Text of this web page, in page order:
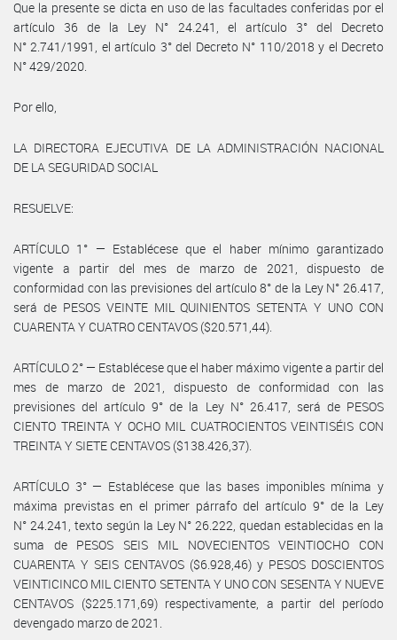
Que la presente se dicta en uso de las facultades conferidas por el
artículo 36 de la Ley N° 24.241, el artículo 3° del Decreto
N° 2.741/1991, el artículo 3° del Decreto N° 110/2018 y el Decreto
N° 429/2020.
Por ello,
LA DIRECTORA EJECUTIVA DE LA ADMINISTRACIÓN NACIONAL
DE LA SEGURIDAD SOCIAL
RESUELVE:
ARTÍCULO 1° — Establécese que el haber mínimo garantizado
vigente a partir del mes de marzo de 2021, dispuesto de
conformidad con las previsiones del artículo 8° de la Ley N° 26.417,
será de PESOS VEINTE MIL QUINIENTOS SETENTA Y UNO CON
CUARENTA Y CUATRO CENTAVOS ($20.571,44).
ARTÍCULO 2° — Establécese que el haber máximo vigente a partir del
mes de marzo de 2021, dispuesto de conformidad con las
previsiones del artículo 9° de la Ley N° 26.417, será de PESOS
CIENTO TREINTA Y OCHO MIL CUATROCIENTOS VEINTISÉIS CON
TREINTA Y SIETE CENTAVOS ($138.426,37).
ARTÍCULO 3° — Establécese que las bases imponibles mínima y
máxima previstas en el primer párrafo del artículo 9° de la Ley
N° 24.241, texto según la Ley N° 26.222, quedan establecidas en la
suma de PESOS SEIS MIL NOVECIENTOS VEINTIOCHO CON
CUARENTA Y SEIS CENTAVOS ($6.928,46) y PESOS DOSCIENTOS
VEINTICINCO MIL CIENTO SETENTA Y UNO CON SESENTA Y NUEVE
CENTAVOS ($225.171,69) respectivamente, a partir del período
devengado marzo de 2021.